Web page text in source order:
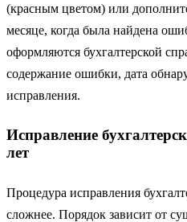
(красным цветом) или
месяце, когда была найдена
оформляются бухгалтерской
содержание ошибки, дата
исправления.
Исправление
лет
Процедура исправления
сложнее. Порядок зависит от